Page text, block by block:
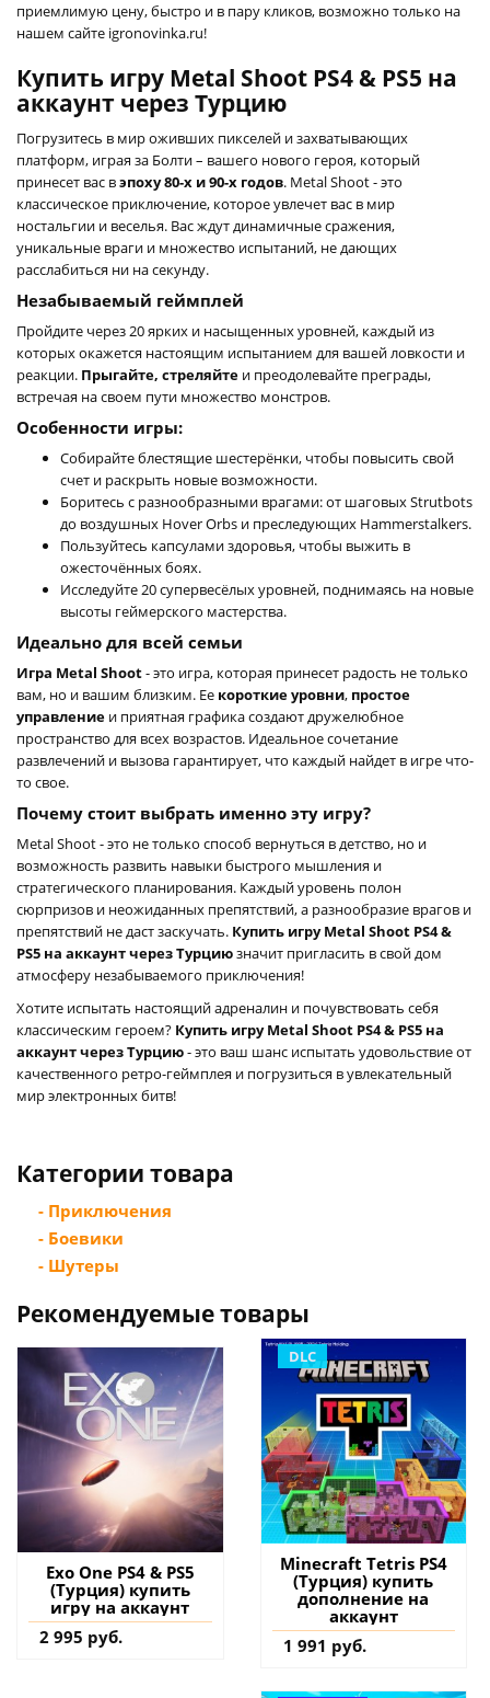
приемлимую цену, быстро и в пару кликов, возможно только на
нашем сайте igronovinka.ru!
Купить игру Metal Shoot PS4 & PS5 на
аккаунт через Турцию
Погрузитесь в мир оживших пикселей и захватывающих
платформ, играя за Болти – вашего нового героя, который
принесет вас вэпоху 80-х и 90-х годов. Metal Shoot - это
классическое приключение, которое увлечет вас в мир
ностальгии и веселья. Вас ждут динамичные сражения,
уникальные враги и множество испытаний, не дающих
расслабиться ни на секунду.
Незабываемый геймплей
Пройдите через 20 ярких и насыщенных уровней, каждый из
которых окажется настоящим испытанием для вашей ловкости и
реакции. Прыгайте, стреляйте и преодолевайте преграды,
встречая на своем пути множество монстров.
Особенности игры:
Собирайте блестящие шестерёнки, чтобы повысить свой
счет и раскрыть новые возможности.
Боритесь с разнообразными врагами: от шаговых Strutbots
до воздушных Hover Orbs и преследующих Hammerstalkers.
Пользуйтесь капсулами здоровья, чтобы выжить в
ожесточённых боях.
Исследуйте 20 супервесёлых уровней, поднимаясь на новые
высоты геймерского мастерства.
Идеально для всей семьи
Игра Metal Shoot- это игра, которая принесет радость не только
вам, но и вашим близким. Ее короткие уровни, простое
управление и приятная графика создают дружелюбное
пространство для всех возрастов. Идеальное сочетание
развлечений и вызова гарантирует, что каждый найдет в игре что-
то свое.
Почему стоит выбрать именно эту игру?
Metal Shoot - это не только способ вернуться в детство, но и
возможность развить навыки быстрого мышления и
стратегического планирования. Каждый уровень полон
сюрпризов и неожиданных препятствий, а разнообразие врагов и
препятствий не даст заскучать. Купить игру Metal Shoot PS4 &
PS5 на аккаунт через Турциюзначит пригласить в свой дом
атмосферу незабываемого приключения!
Хотите испытать настоящий адреналин и почувствовать себя
классическим героем? Купить игру Metal Shoot PS4 & PS5 на
аккаунт через Турцию- это ваш шанс испытать удовольствие от
качественного ретро-геймплея и погрузиться в увлекательный
мир электронных битв!
Категории товара
- Приключения
- Боевики
- Шутеры
Рекомендуемые товары
Exo One PS4 & PS5
(Турция) купить
игру на аккаунт
2 995 руб.
DLC
Minecraft Tetris PS4
(Турция) купить
дополнение на
аккаунт
1 991 руб.